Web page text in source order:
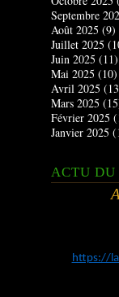
Septembre
Août 2025 (9)
Juillet 2025
Juin 2025 (11)
Mai 2025 (10)
Avril 2025
Mars 2025
Février 2025
Janvier 2025
ACTU DU
https://